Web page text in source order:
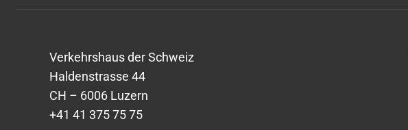
Verkehrshaus der Schweiz
Haldenstrasse 44
CH – 6006 Luzern
+41 41 375 75 75